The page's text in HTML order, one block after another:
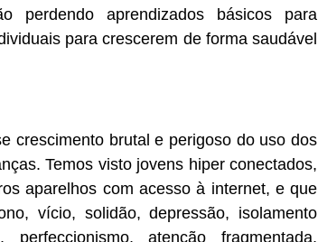
perdendo aprendizados básicos para
para crescerem de forma saudável
crescimento brutal e perigoso do uso dos
Temos visto jovens hiper conectados,
aparelhos com acesso à internet, e que
vício, solidão, depressão, isolamento
atenção fragmentada,